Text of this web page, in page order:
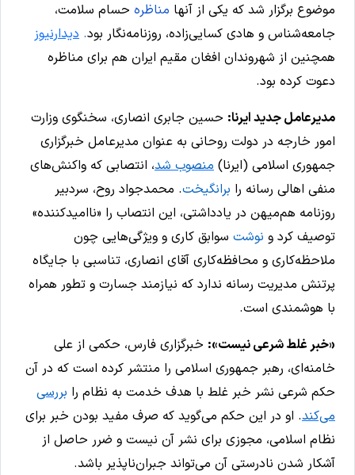
موضوع برگزار شد که یکی از آنها مناظره حسام سلامت،
جامعه‌شناس و هادی کسایی‌زاده، روزنامه‌نگار بود. دیدارنیوز
همچنین از شهروندان افغان مقیم ایران هم برای مناظره
دعوت کرده بود.
مدیرعامل جدید ایرنا:حسین جابری انصاری، سخنگوی وزارت
امور خارجه در دولت روحانی به عنوان مدیرعامل خبرگزاری
جمهوری اسلامی (ایرنا) منصوب شد، انتصابی که واکنش‌های
منفی اهالی رسانه را برانگیخت. محمدجواد روح، سردبیر
روزنامه هم‌میهن در یادداشتی، این انتصاب را «ناامید‌کننده»
توصیف کرد و نوشتسوابق کاری و ویژگی‌هایی چون
ملاحظه‌کاری و محافظه‌کاری آقای انصاری، تناسبی با جایگاه
پرتنش مدیریت رسانه ندارد که نیازمند جسارت و تطور همراه
با هوشمندی است.
«خبر غلط شرعی نیست»:خبرگزاری فارس، حکمی از علی
خامنه‌ای، رهبر جمهوری اسلامی را منتشر کرده است که در آن
حکم شرعی نشر خبر غلط با هدف خدمت به نظام را بررسی
می‌کند. او در این حکم می‌گوید که صرف مفید بودن خبر برای
نظام اسلامی، مجوزی برای نشر آن نیست و ضرر حاصل از
آشکار شدن نادرستی آن می‌تواند جبران‌ناپذیر باشد.